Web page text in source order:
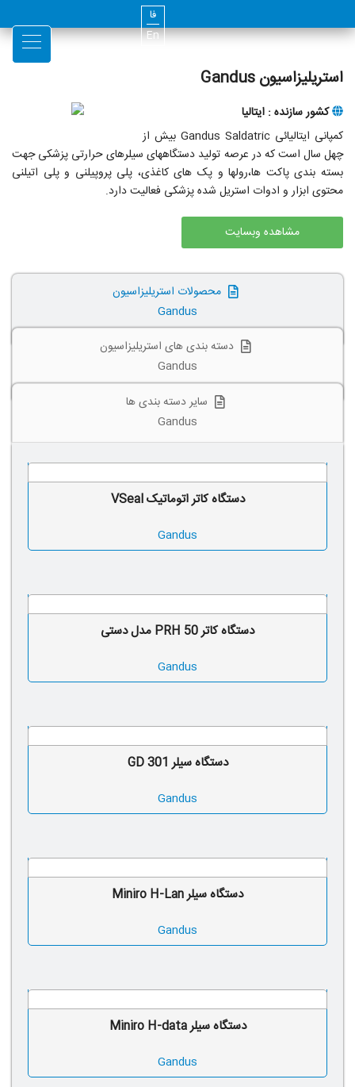
فا
En
استریلیزاسیون Gandus
کشور سازنده : ایتالیا
کمپانی ایتالیائی Gandus Saldatric بیش از
چهل سال است که در عرصه تولید دستگاههای سیلرهای حرارتی پزشکی جهت
بسته بندی پاکت ها،رولها و پک های کاغذی، پلی پروپیلنی و پلی اتیلنی
محتوی ابزار و ادوات استریل شده پزشکی فعالیت دارد.
مشاهده وبسایت
محصولات استریلیزاسیون
Gandus
دسته بندی های استریلیزاسیون
Gandus
سایر دسته بندی ها
Gandus
دستگاه کاتر اتوماتیک VSeal
Gandus
دستگاه کاتر PRH 50 مدل دستی
Gandus
دستگاه سیلر GD 301
Gandus
دستگاه سیلر Miniro H-Lan
Gandus
دستگاه سیلر Miniro H-data
Gandus